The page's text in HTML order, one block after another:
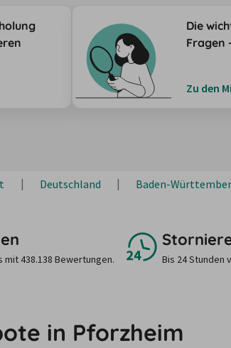
Die
Fragen
Zu den
Deutschland Baden-
438.138 Bewertungen. Bis 24 Stunden
in Pforzheim